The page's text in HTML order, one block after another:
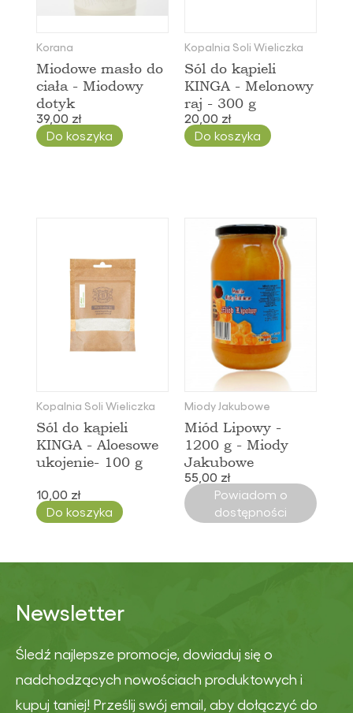
Korana
Miodowe masło do
ciała - Miodowy
dotyk
39,00 zł
Do koszyka
Kopalnia Soli Wieliczka
Sól do kąpieli
KINGA - Melonowy
raj - 300 g
20,00 zł
Do koszyka
Kopalnia Soli Wieliczka
Sól do kąpieli
KINGA - Aloesowe
ukojenie- 100 g
10,00 zł
Do koszyka
Miody Jakubowe
Miód Lipowy -
1200 g - Miody
Jakubowe
55,00 zł
Powiadom o
dostępności
Newsletter
Śledź najlepsze promocje, dowiaduj się o
nadchodzących nowościach produktowych i
kupuj taniej! Prześlij swój email, aby dołączyć do